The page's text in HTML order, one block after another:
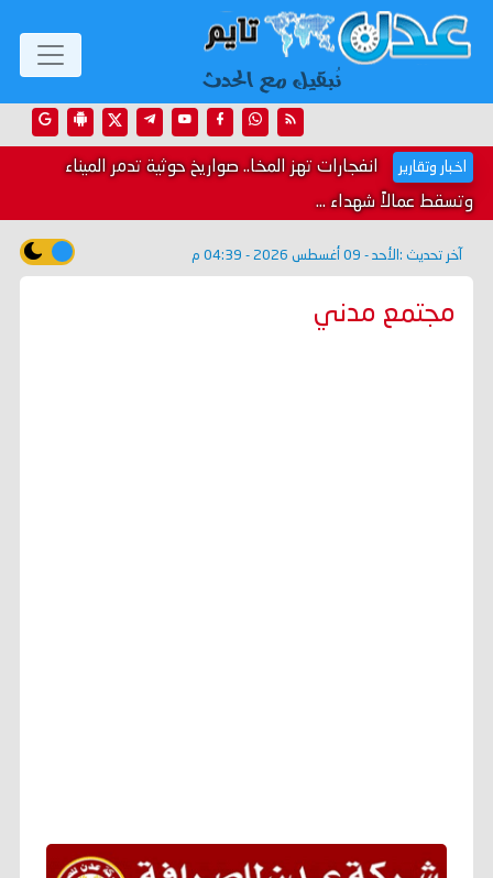
اخبار وتقارير انفجارات تهز المخا.. صواريخ حوثية تدمر الميناء
وتسقط عمالاً شهداء ...
آخر تحديث : الأحد - 09 أغسطس 2026 - 04:39 م
مجتمع مدني